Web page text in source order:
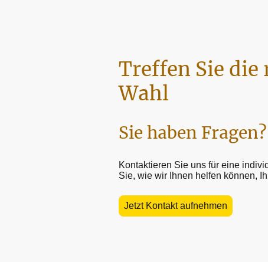
Treffen Sie die
Wahl
Sie haben Fragen?
Kontaktieren Sie uns für eine
Sie, wie wir Ihnen helfen können,
Jetzt Kontakt aufnehmen